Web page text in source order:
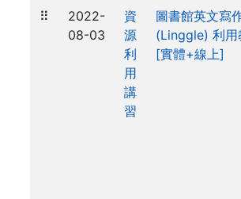
⠿
2022-
08-03
資
源
利
用
講
習
圖書館英文寫
(Linggle) 利
[實體+線上]